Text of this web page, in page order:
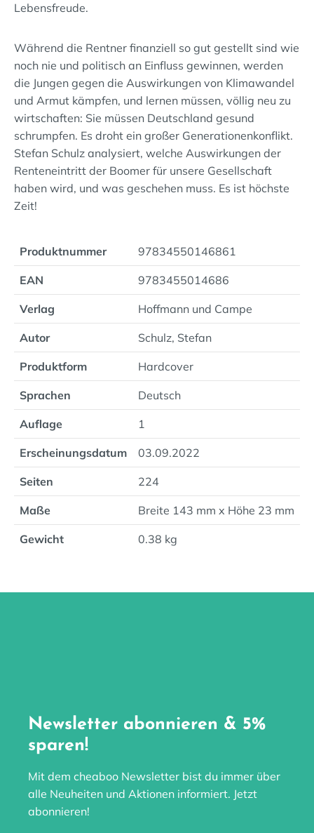
Lebensfreude.
Während die Rentner finanziell so gut gestellt sind wie
noch nie und politisch an Einfluss gewinnen, werden
die Jungen gegen die Auswirkungen von Klimawandel
und Armut kämpfen, und lernen müssen, völlig neu zu
wirtschaften: Sie müssen Deutschland gesund
schrumpfen. Es droht ein großer Generationenkonflikt.
Stefan Schulz analysiert, welche Auswirkungen der
Renteneintritt der Boomer für unsere Gesellschaft
haben wird, und was geschehen muss. Es ist höchste
Zeit!
Produktnummer 97834550146861
EAN 9783455014686
Verlag Hoffmann und Campe
Autor Schulz, Stefan
Produktform Hardcover
Sprachen Deutsch
Auflage 1
Erscheinungsdatum 03.09.2022
Seiten 224
Maße Breite 143 mm x Höhe 23 mm
Gewicht 0.38 kg
Newsletter abonnieren & 5%
sparen!
Mit dem cheaboo Newsletter bist du immer über
alle Neuheiten und Aktionen informiert. Jetzt
abonnieren!